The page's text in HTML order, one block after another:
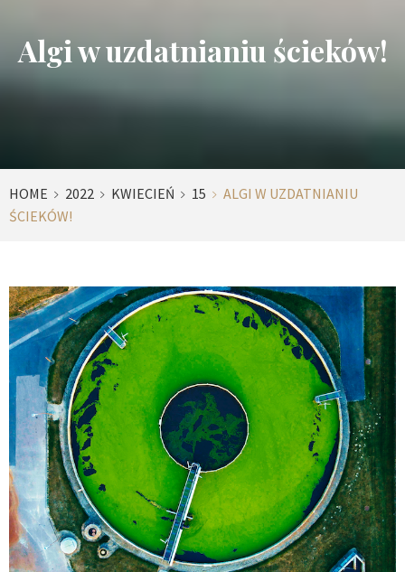
Algi w uzdatnianiu ścieków!
HOME 2022 KWIECIEŃ 15
ALGI W UZDATNIANIU
ŚCIEKÓW!